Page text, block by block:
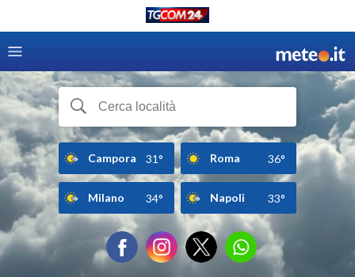
Campora 31° Roma 36°
Milano 34° Napoli 33°